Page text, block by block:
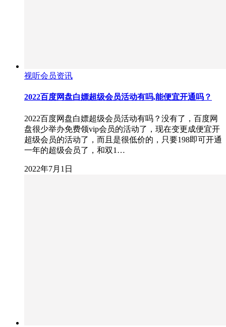
视听会员资讯
2022百度网盘白嫖超级会员活动有吗,能便宜开通吗？
2022百度网盘白嫖超级会员活动有吗？没有了，百度网
盘很少举办免费领vip会员的活动了，现在变更成便宜开
超级会员的活动了，而且是很低价的，只要198即可开通
一年的超级会员了，和双1…
2022年7月1日